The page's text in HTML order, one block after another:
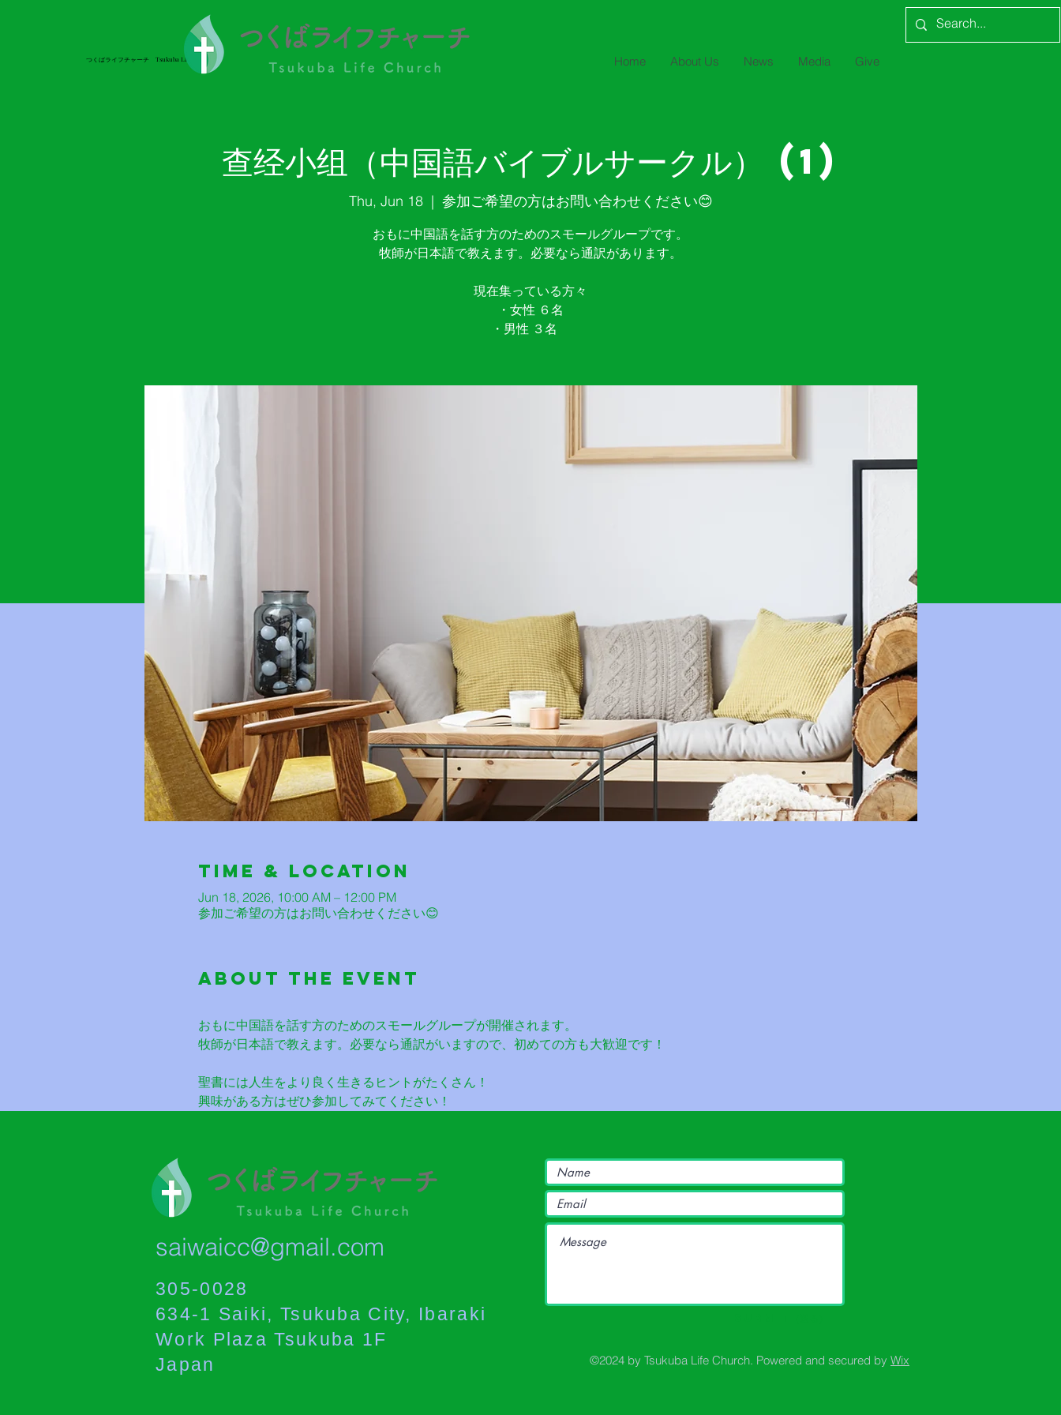
つくばライフチャーチ Tsukuba Life Church
つくばライフチャーチ Tsukuba Life Church Home About Us News Media Give
查经小组（中国語バイブルサークル） (1)
Thu, Jun 18
  |
参加ご希望の方はお問い合わせください😊
おもに中国語を話す方のためのスモールグループです。
牧師が日本語で教えます。必要なら通訳があります。
現在集っている方々
・女性 ６名
・男性 ３名
Time & Location
Jun 18, 2026, 10:00 AM – 12:00 PM
参加ご希望の方はお問い合わせください😊
About The Event
おもに中国語を話す方のためのスモールグループが開催されます。
牧師が日本語で教えます。必要なら通訳がいますので、初めての方も大歓迎です！
聖書には人生をより良く生きるヒントがたくさん！
興味がある方はぜひ参加してみてください！
saiwaicc@gmail.com
305-0028
634-1 Saiki, Tsukuba City, Ibaraki
Work Plaza Tsukuba 1F
Japan
©2024 by Tsukuba Life Church. Powered and secured by Wix